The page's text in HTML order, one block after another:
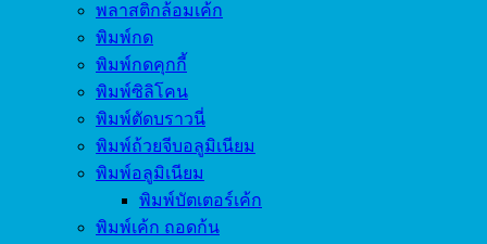
พลาสติกล้อมเค้ก
พิมพ์กด
พิมพ์กดคุกกี้
พิมพ์ซิลิโคน
พิมพ์ตัดบราวนี่
พิมพ์ถ้วยจีบอลูมิเนียม
พิมพ์อลูมิเนียม
พิมพ์บัตเตอร์เค้ก
พิมพ์เค้ก ถอดก้น